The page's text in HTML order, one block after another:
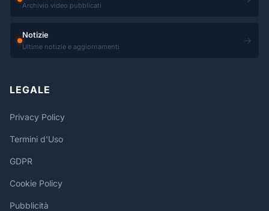
Archivio video pubblicati
Notizie
Ultime notizie e aggiornamenti
→
LEGALE
Privacy Policy
Termini d'Uso
GDPR
Cookie Policy
Pubblicità